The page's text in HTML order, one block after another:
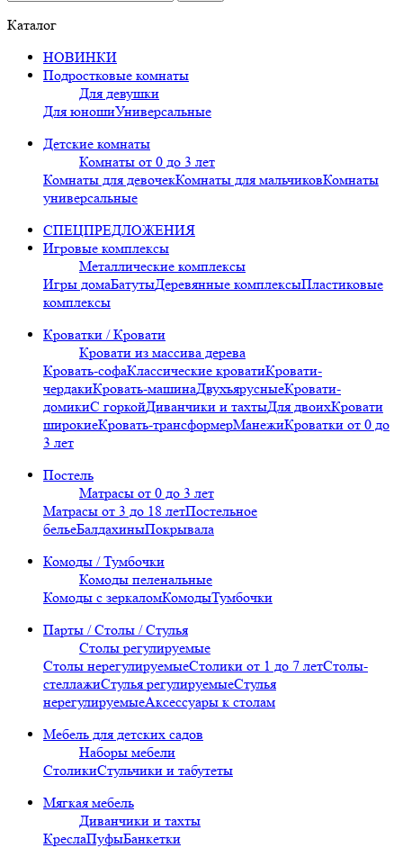
Каталог
НОВИНКИ
Подростковые комнаты
Для девушки
Для юношиУниверсальные
Детские комнаты
Комнаты от 0 до 3 лет
Комнаты для девочекКомнаты для мальчиковКомнаты
универсальные
СПЕЦПРЕДЛОЖЕНИЯ
Игровые комплексы
Металлические комплексы
Игры домаБатутыДеревянные комплексыПластиковые
комплексы
Кроватки / Кровати
Кровати из массива дерева
Кровать-софаКлассические кроватиКровати-
чердакиКровать-машинаДвухъярусныеКровати-
домикиС горкойДиванчики и тахтыДля двоихКровати
широкиеКровать-трансформерМанежиКроватки от 0 до
3 лет
Постель
Матрасы от 0 до 3 лет
Матрасы от 3 до 18 летПостельное
бельеБалдахиныПокрывала
Комоды / Тумбочки
Комоды пеленальные
Комоды с зеркаломКомодыТумбочки
Парты / Столы / Стулья
Столы регулируемые
Столы нерегулируемыеСтолики от 1 до 7 летСтолы-
стеллажиСтулья регулируемыеСтулья
нерегулируемыеАксессуары к столам
Мебель для детских садов
Наборы мебели
СтоликиСтульчики и табутеты
Мягкая мебель
Диванчики и тахты
КреслаПуфыБанкетки